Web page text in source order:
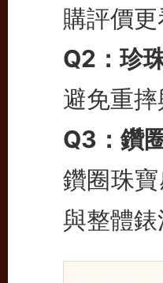
購評價更
Q2：珍
避免重
Q3：鑽
鑽圈珠
與整體錶